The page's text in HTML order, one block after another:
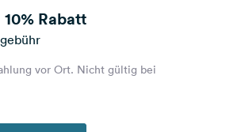
10% Rabatt
vor Ort. Nicht gültig bei